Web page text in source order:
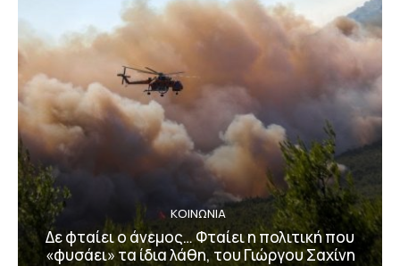
ΚΟΙΝΩΝΙΑ
Δε φταίει ο άνεμος… Φταίει η πολιτική που
«φυσάει» τα ίδια λάθη, του Γιώργου Σαχίνη